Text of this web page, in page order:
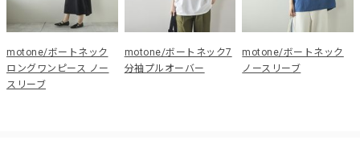
motone/ボートネック
ロングワンピース ノー
スリーブ
motone/ボートネック7
分袖プルオーバー
motone/ボートネック
ノースリーブ